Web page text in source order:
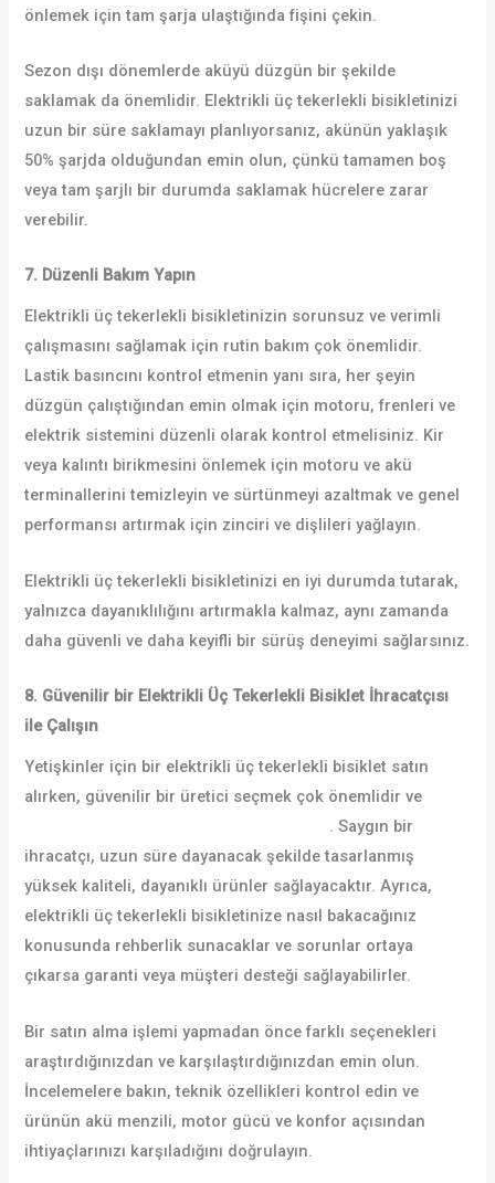
önlemek için tam şarja ulaştığında fişini çekin.
Sezon dışı dönemlerde aküyü düzgün bir şekilde
saklamak da önemlidir. Elektrikli üç tekerlekli bisikletinizi
uzun bir süre saklamayı planlıyorsanız, akünün yaklaşık
50% şarjda olduğundan emin olun, çünkü tamamen boş
veya tam şarjlı bir durumda saklamak hücrelere zarar
verebilir.
7. Düzenli Bakım Yapın
Elektrikli üç tekerlekli bisikletinizin sorunsuz ve verimli
çalışmasını sağlamak için rutin bakım çok önemlidir.
Lastik basıncını kontrol etmenin yanı sıra, her şeyin
düzgün çalıştığından emin olmak için motoru, frenleri ve
elektrik sistemini düzenli olarak kontrol etmelisiniz. Kir
veya kalıntı birikmesini önlemek için motoru ve akü
terminallerini temizleyin ve sürtünmeyi azaltmak ve genel
performansı artırmak için zinciri ve dişlileri yağlayın.
Elektrikli üç tekerlekli bisikletinizi en iyi durumda tutarak,
yalnızca dayanıklılığını artırmakla kalmaz, aynı zamanda
daha güvenli ve daha keyifli bir sürüş deneyimi sağlarsınız.
8. Güvenilir bir Elektrikli Üç Tekerlekli Bisiklet İhracatçısı
ile Çalışın
Yetişkinler için bir elektrikli üç tekerlekli bisiklet satın
alırken, güvenilir bir üretici seçmek çok önemlidir ve
. Saygın bir
ihracatçı, uzun süre dayanacak şekilde tasarlanmış
yüksek kaliteli, dayanıklı ürünler sağlayacaktır. Ayrıca,
elektrikli üç tekerlekli bisikletinize nasıl bakacağınız
konusunda rehberlik sunacaklar ve sorunlar ortaya
çıkarsa garanti veya müşteri desteği sağlayabilirler.
Bir satın alma işlemi yapmadan önce farklı seçenekleri
araştırdığınızdan ve karşılaştırdığınızdan emin olun.
İncelemelere bakın, teknik özellikleri kontrol edin ve
ürünün akü menzili, motor gücü ve konfor açısından
ihtiyaçlarınızı karşıladığını doğrulayın.